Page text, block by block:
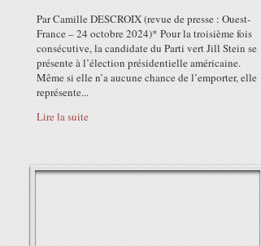
Par Camille DESCROIX (revue de presse : Ouest-
France – 24 octobre 2024)* Pour la troisième fois
consécutive, la candidate du Parti vert Jill Stein se
présente à l’élection présidentielle américaine.
Même si elle n’a aucune chance de l’emporter, elle
représente...
Lire la suite